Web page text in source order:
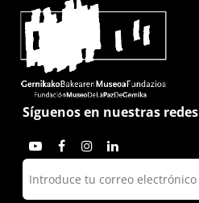
Síguenos en nuestras redes